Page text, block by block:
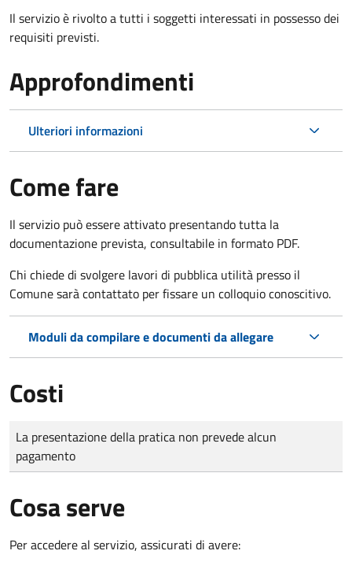
Il servizio è rivolto a tutti i soggetti interessati in possesso dei
requisiti previsti.
Approfondimenti
Ulteriori informazioni
Come fare
Il servizio può essere attivato presentando tutta la
documentazione prevista, consultabile in formato PDF.
Chi chiede di svolgere lavori di pubblica utilità presso il
Comune sarà contattato per fissare un colloquio conoscitivo.
Moduli da compilare e documenti da allegare
Costi
Tipo di pagamento
Importo
La presentazione della pratica non prevede alcun
pagamento
Cosa serve
Per accedere al servizio, assicurati di avere: